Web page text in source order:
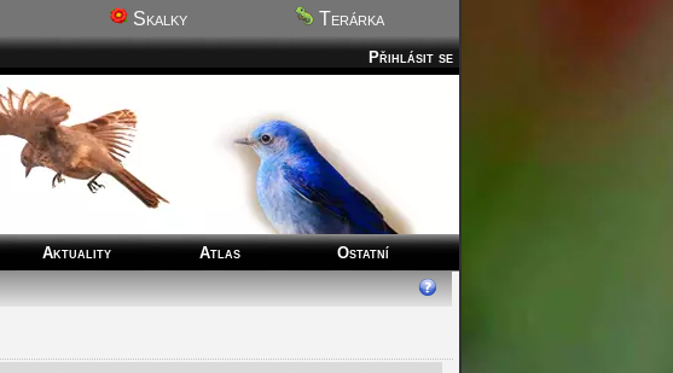
Skalky Terárka
Přihlásit se
Aktuality Atlas
Ostatní